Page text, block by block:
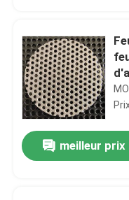
meilleur prix